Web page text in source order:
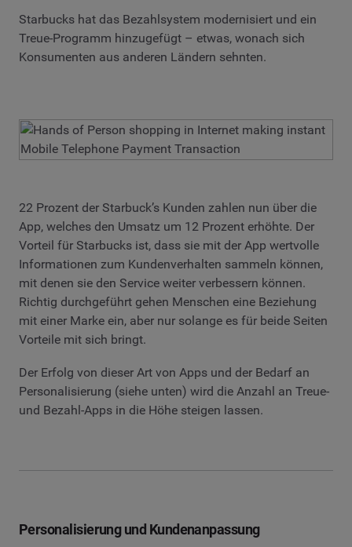
Starbucks hat das Bezahlsystem modernisiert und ein
Treue-Programm hinzugefügt – etwas, wonach sich
Konsumenten aus anderen Ländern sehnten.
22 Prozent der Starbuck’s Kunden zahlen nun über die
App, welches den Umsatz um 12 Prozent erhöhte. Der
Vorteil für Starbucks ist, dass sie mit der App wertvolle
Informationen zum Kundenverhalten sammeln können,
mit denen sie den Service weiter verbessern können.
Richtig durchgeführt gehen Menschen eine Beziehung
mit einer Marke ein, aber nur solange es für beide Seiten
Vorteile mit sich bringt.
Der Erfolg von dieser Art von Apps und der Bedarf an
Personalisierung (siehe unten) wird die Anzahl an Treue-
und Bezahl-Apps in die Höhe steigen lassen.
Personalisierung und Kundenanpassung